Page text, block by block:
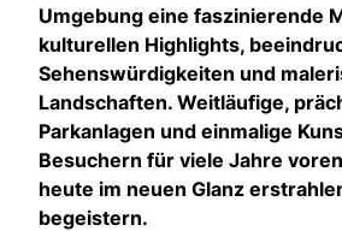
Umgebung eine faszinierende
kulturellen Highlights,
Sehenswürdigkeiten und
Landschaften. Weitläufige,
Parkanlagen und einmalige
Besuchern für viele Jahre
heute im neuen Glanz
begeistern.